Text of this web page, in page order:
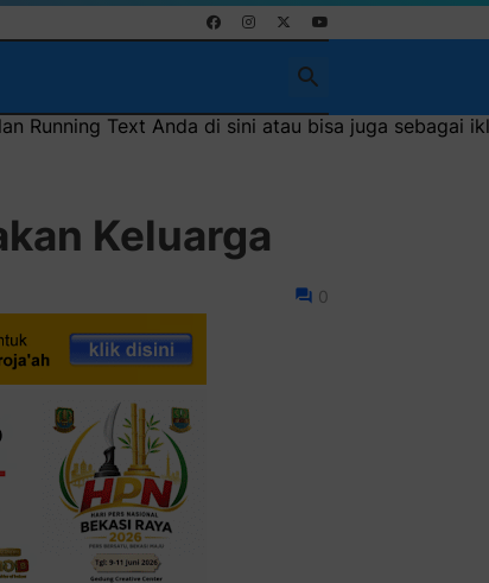
di sini atau bisa juga sebagai iklan headliner di atas
Keluarga
0